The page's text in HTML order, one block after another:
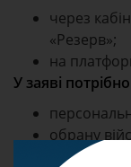
через
«Резерв»;
на
У заяві
обрану
місце